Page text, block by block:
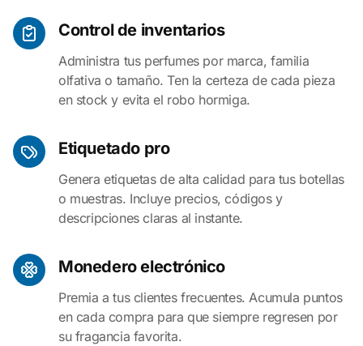
Control de inventarios
Administra tus perfumes por marca, familia
olfativa o tamaño. Ten la certeza de cada pieza
en stock y evita el robo hormiga.
Etiquetado pro
Genera etiquetas de alta calidad para tus botellas
o muestras. Incluye precios, códigos y
descripciones claras al instante.
Monedero electrónico
Premia a tus clientes frecuentes. Acumula puntos
en cada compra para que siempre regresen por
su fragancia favorita.